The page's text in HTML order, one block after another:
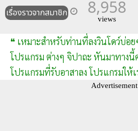
เรื่องราวจากสมาชิก 8,958
views
❝ เหมาะสำหรับท่านที่ลงวินโดว์บ่อย
โปรแกรม ต่างๆ จิปาถะ หันมาทาง
โปรแกรมที่รับอาสาลง โปรแกรมให้เ
Advertisement